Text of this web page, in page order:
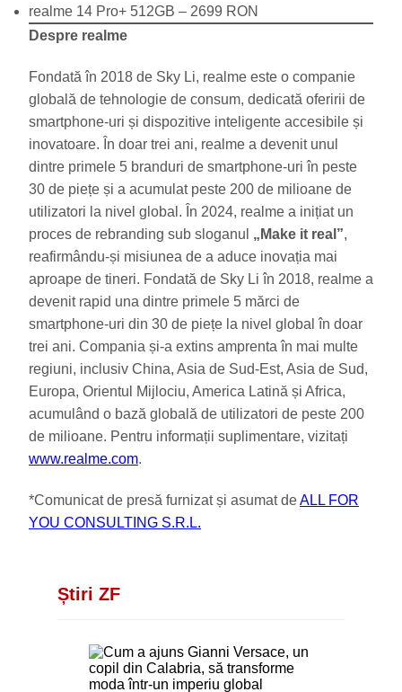
realme 14 Pro+ 512GB – 2699 RON
Despre realme
Fondată în 2018 de Sky Li, realme este o companie
globală de tehnologie de consum, dedicată oferirii de
smartphone-uri și dispozitive inteligente accesibile și
inovatoare. În doar trei ani, realme a devenit unul
dintre primele 5 branduri de smartphone-uri în peste
30 de piețe și a acumulat peste 200 de milioane de
utilizatori la nivel global. În 2024, realme a inițiat un
proces de rebranding sub sloganul „Make it real”,
reafirmându-și misiunea de a aduce inovația mai
aproape de tineri. Fondată de Sky Li în 2018, realme a
devenit rapid una dintre primele 5 mărci de
smartphone-uri din 30 de piețe la nivel global în doar
trei ani. Compania și-a extins amprenta în mai multe
regiuni, inclusiv China, Asia de Sud-Est, Asia de Sud,
Europa, Orientul Mijlociu, America Latină și Africa,
acumulând o bază globală de utilizatori de peste 200
de milioane. Pentru informații suplimentare, vizitați
www.realme.com.
*Comunicat de presă furnizat și asumat deALL FOR
YOU CONSULTING S.R.L.
Știri ZF